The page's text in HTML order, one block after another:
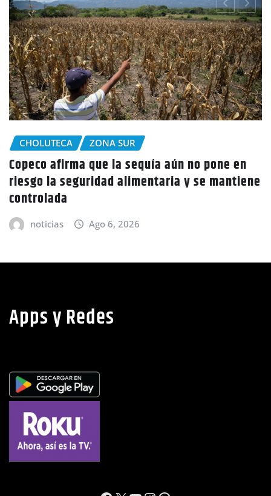
en
CHOLUTECA
Policía Nacional desaloja a
tierras en El Tulito, Choluteca
noticias
Apps y Redes
https://
X YouTube
Instagram
WhatsApp